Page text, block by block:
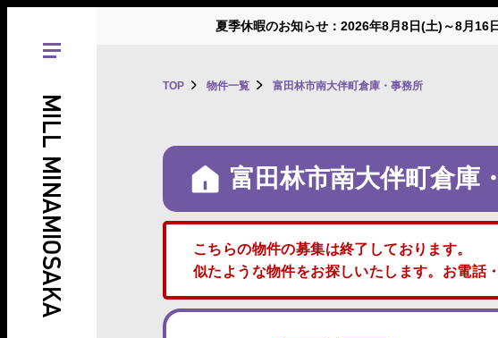
夏季休暇のお知らせ：2026年8月8日(土)～8月16
MILL MINAMIOSAKA
TOP 物件一覧 富田林市南大伴町倉庫・事務所
富田林市南大伴町倉庫
こちらの物件の募集は終了しております。
似たような物件をお探しいたします。お電話・